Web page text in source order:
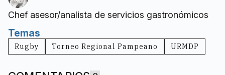
Chef asesor/analista de servicios gastronómicos
Temas
Rugby Torneo Regional Pampeano URMDP